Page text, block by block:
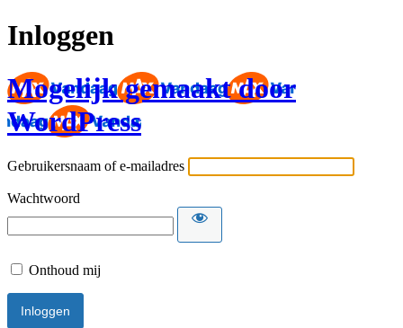
Inloggen
Mogelijk gemaakt door
WordPress
Gebruikersnaam of e-mailadres
Wachtwoord
Onthoud mij